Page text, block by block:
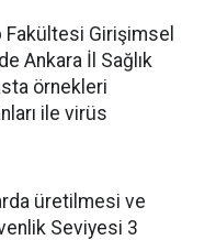
Fakültesi Girişimsel
Ankara İl Sağlık
örnekleri
ile virüs
üretilmesi ve
Seviyesi 3